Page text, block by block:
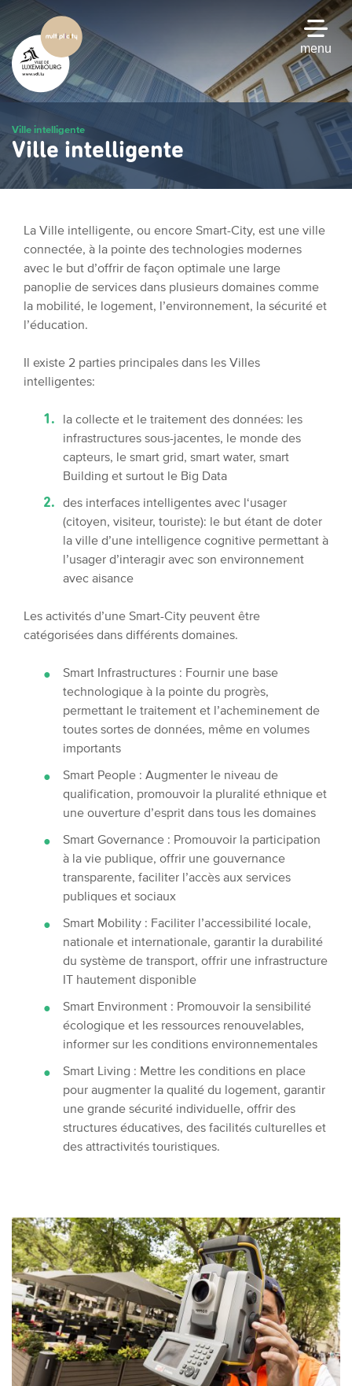
contenu
principal
menu
Ville intelligente
Ville intelligente
La Ville intelligente, ou encore Smart-City, est une ville
connectée, à la pointe des technologies modernes
avec le but d’offrir de façon optimale une large
panoplie de services dans plusieurs domaines comme
la mobilité, le logement, l’environnement, la sécurité et
l’éducation.
Il existe 2 parties principales dans les Villes
intelligentes:
la collecte et le traitement des données: les
infrastructures sous-jacentes, le monde des
capteurs, le smart grid, smart water, smart
Building et surtout le Big Data
des interfaces intelligentes avec l‘usager
(citoyen, visiteur, touriste): le but étant de doter
la ville d’une intelligence cognitive permettant à
l’usager d’interagir avec son environnement
avec aisance
Les activités d’une Smart-City peuvent être
catégorisées dans différents domaines.
Smart Infrastructures : Fournir une base
technologique à la pointe du progrès,
permettant le traitement et l’acheminement de
toutes sortes de données, même en volumes
importants
Smart People : Augmenter le niveau de
qualification, promouvoir la pluralité ethnique et
une ouverture d’esprit dans tous les domaines
Smart Governance : Promouvoir la participation
à la vie publique, offrir une gouvernance
transparente, faciliter l’accès aux services
publiques et sociaux
Smart Mobility : Faciliter l’accessibilité locale,
nationale et internationale, garantir la durabilité
du système de transport, offrir une infrastructure
IT hautement disponible
Smart Environment : Promouvoir la sensibilité
écologique et les ressources renouvelables,
informer sur les conditions environnementales
Smart Living : Mettre les conditions en place
pour augmenter la qualité du logement, garantir
une grande sécurité individuelle, offrir des
structures éducatives, des facilités culturelles et
des attractivités touristiques.